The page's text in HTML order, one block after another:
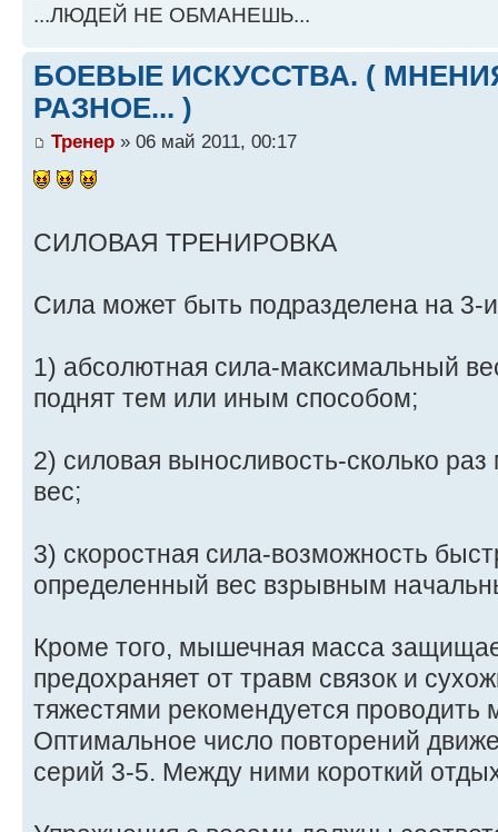
...ЛЮДЕЙ НЕ ОБМАНЕШЬ...
БОЕВЫЕ ИСКУССТВА. (
РАЗНОЕ... )
Тренер » 06 май 2011, 00:17
СИЛОВАЯ ТРЕНИРОВКА
Сила может быть подразделена на 3-
1) абсолютная сила-максимальный
поднят тем или иным способом;
2) силовая выносливость-сколько
вес;
3) скоростная сила-возможность
определенный вес взрывным
Кроме того, мышечная масса
предохраняет от травм связок и
тяжестями рекомендуется
Оптимальное число повторений
серий 3-5. Между ними короткий